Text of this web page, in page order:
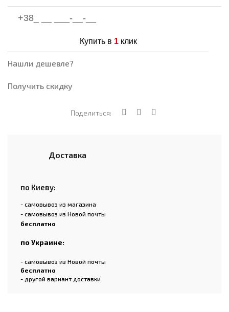
Купить в 1клик
Нашли дешевле?
Получить скидку
Поделиться:
Доставка
по Киеву:
- самовывоз из магазина
- самовывоз из Новой почты
бесплатно
по Украине:
- самовывоз из Новой почты
бесплатно
- другой вариант доставки